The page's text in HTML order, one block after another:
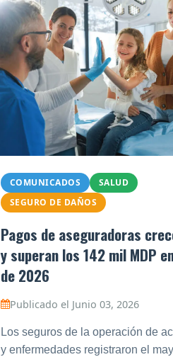
COMUNICADOS
SALUD
SEGURO DE DAÑOS
Pagos de aseguradoras
y superan los 142 mil MDP
de 2026
Publicado el Junio 03, 2026
Los seguros de la operación de
y enfermedades registraron el